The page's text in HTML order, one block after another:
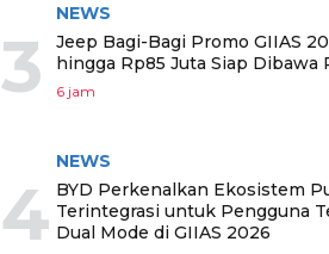
3
NEWS
Jeep Bagi-Bagi Promo GIIAS
hingga Rp85 Juta Siap Dibawa
6 jam
4
NEWS
BYD Perkenalkan Ekosistem
Terintegrasi untuk Pengguna
Dual Mode di GIIAS 2026